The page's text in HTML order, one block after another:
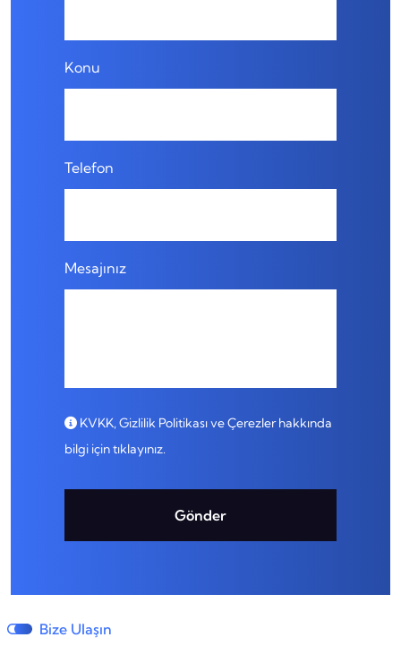
Konu
Telefon
Mesajınız
KVKK, Gizlilik Politikası ve Çerezler hakkında
bilgi için tıklayınız.
Gönder
Bize Ulaşın